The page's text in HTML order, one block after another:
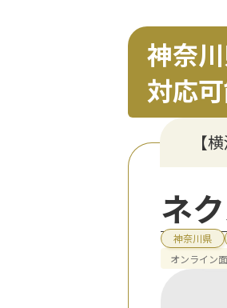
神奈
対応
【
ネ
神奈川県
オンライン